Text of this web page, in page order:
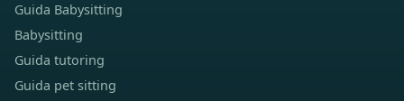
Guida Babysitting
Babysitting
Guida tutoring
Guida pet sitting